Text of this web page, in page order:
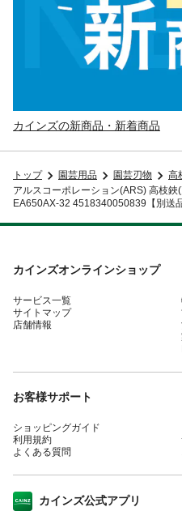
カインズの新商品・新着商品
トップ 園芸用品 園芸刃物
高
アルスコーポレーション(ARS) 高枝
EA650AX-32 4518340050839【別送品
カインズオンラインショップ
サービス一覧
サイトマップ
店舗情報
お客様サポート
ショッピングガイド
利用規約
よくある質問
カインズ公式アプリ